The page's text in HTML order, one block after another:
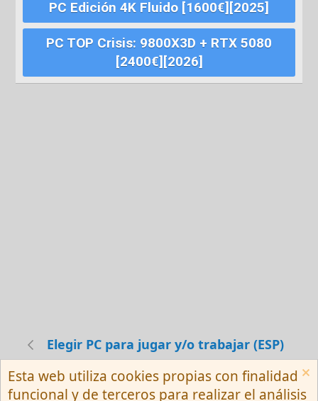
PC Edición 4K Fluido [1600€][2025]
PC TOP Crisis: 9800X3D + RTX 5080
[2400€][2026]
Elegir PC para jugar y/o trabajar (ESP)
Español (Neutro) Tu
Esta web utiliza cookies propias con finalidad
funcional y de terceros para realizar el análisis